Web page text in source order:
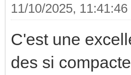
11/10/2025, 11:41:46
C'est une
des si